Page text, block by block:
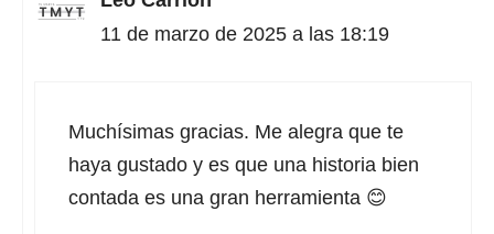
11 de marzo de 2025 a las 18:19
Muchísimas gracias. Me alegra que te
haya gustado y es que una historia bien
contada es una gran herramienta 😊